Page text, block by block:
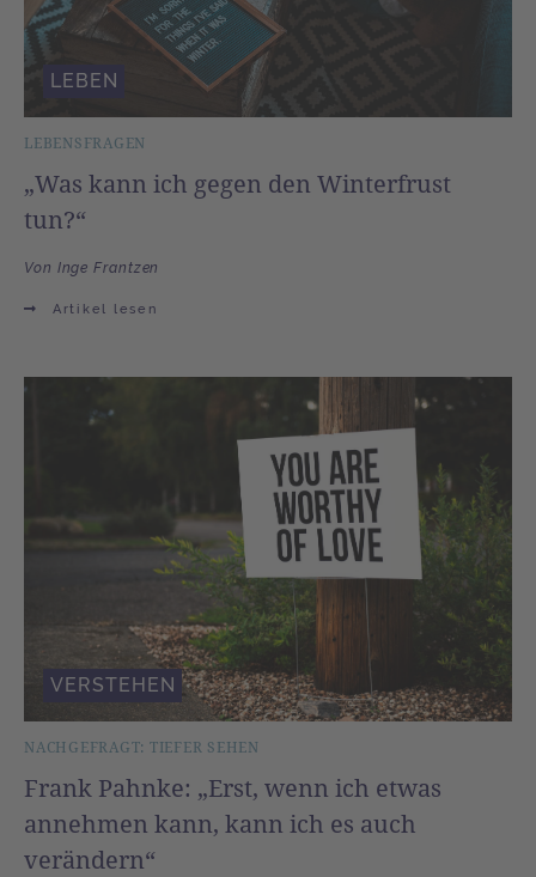
LEBENSFRAGEN
„Was kann ich gegen den Winterfrust
tun?“
Von Inge Frantzen
Artikel lesen
LEBEN
NACHGEFRAGT: TIEFER SEHEN
Frank Pahnke: „Erst, wenn ich etwas
annehmen kann, kann ich es auch
verändern“
VERSTEHEN